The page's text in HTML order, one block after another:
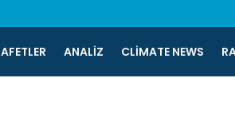
AFETLER ANALIZ CLIMATE NEWS